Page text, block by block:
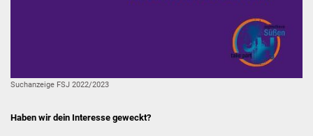
Suchanzeige FSJ 2022/2023
Haben wir dein Interesse geweckt?